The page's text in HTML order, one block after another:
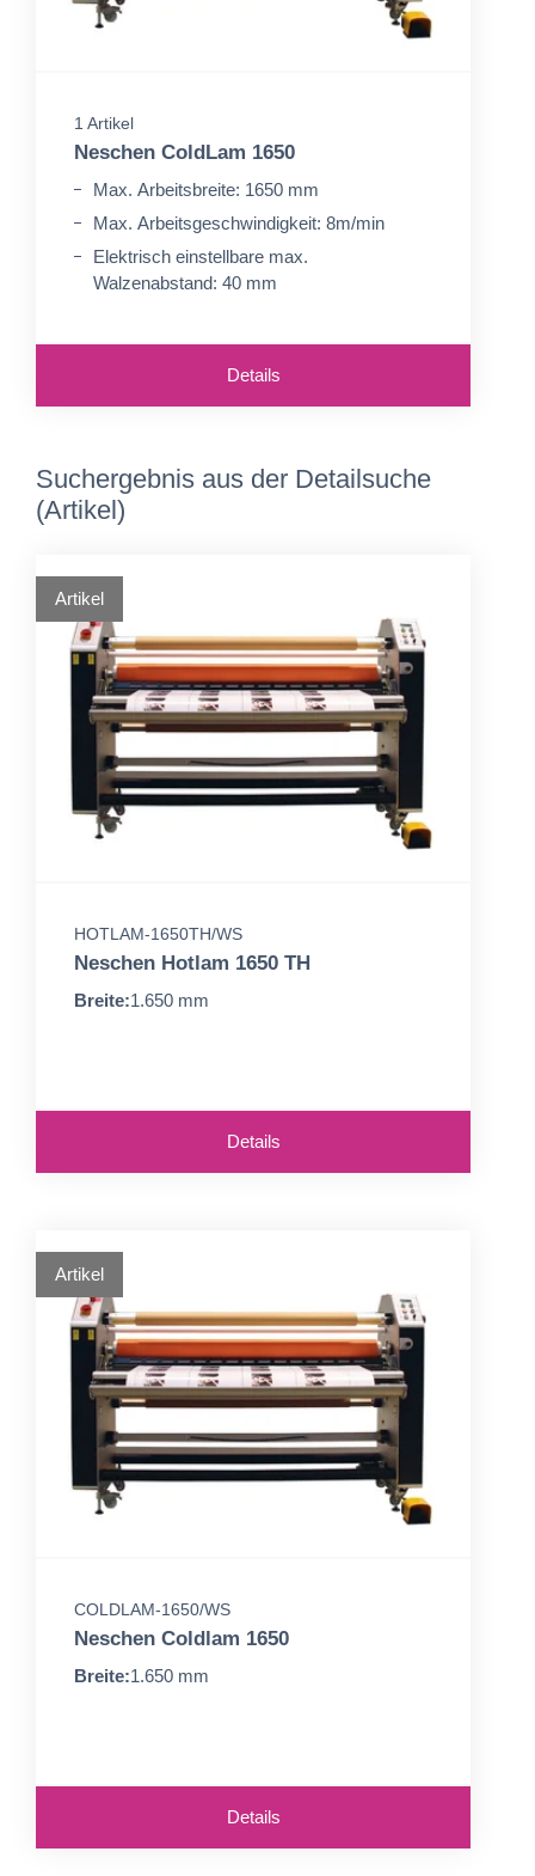
1 Artikel
Neschen ColdLam 1650
Max. Arbeitsbreite: 1650 mm
Max. Arbeitsgeschwindigkeit: 8m/min
Elektrisch einstellbare max.
Walzenabstand: 40 mm
Details
Suchergebnis aus der Detailsuche
(Artikel)
Artikel
HOTLAM-1650TH/WS
Neschen Hotlam 1650 TH
Breite:1.650 mm
Details
Artikel
COLDLAM-1650/WS
Neschen Coldlam 1650
Breite:1.650 mm
Details